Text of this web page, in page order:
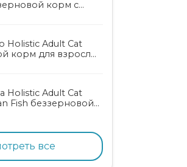
корм с
Holistic Adult Cat
корм для взрослых
Holistic Adult Cat
Fish беззерновой
коноплей и алоэ
все